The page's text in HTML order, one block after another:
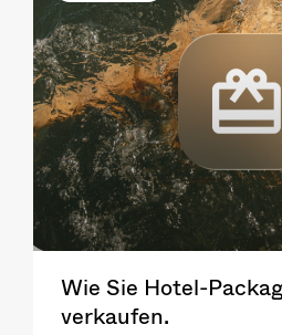
Wie Sie Hotel-
verkaufen.